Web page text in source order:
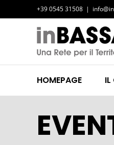
al
contenuto
+39 0545 31508 |
HOMEPAGE IL